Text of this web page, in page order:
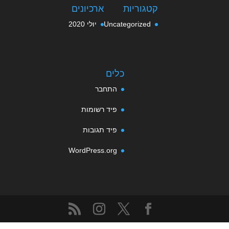
ארכיונים
יולי 2020
קטגוריות
Uncategorized
כלים
התחבר
פיד רשומות
פיד תגובות
WordPress.org